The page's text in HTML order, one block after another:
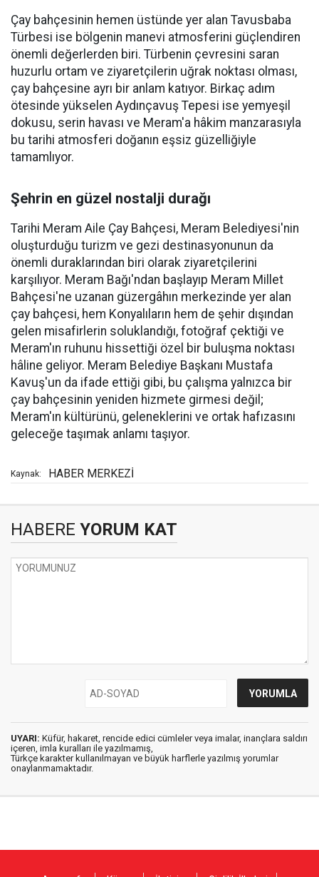
Çay bahçesinin hemen üstünde yer alan Tavusbaba
Türbesi ise bölgenin manevi atmosferini güçlendiren
önemli değerlerden biri. Türbenin çevresini saran
huzurlu ortam ve ziyaretçilerin uğrak noktası olması,
çay bahçesine ayrı bir anlam katıyor. Birkaç adım
ötesinde yükselen Aydınçavuş Tepesi ise yemyeşil
dokusu, serin havası ve Meram'a hâkim manzarasıyla
bu tarihi atmosferi doğanın eşsiz güzelliğiyle
tamamlıyor.
Şehrin en güzel nostalji durağı
Tarihi Meram Aile Çay Bahçesi, Meram Belediyesi'nin
oluşturduğu turizm ve gezi destinasyonunun da
önemli duraklarından biri olarak ziyaretçilerini
karşılıyor. Meram Bağı'ndan başlayıp Meram Millet
Bahçesi'ne uzanan güzergâhın merkezinde yer alan
çay bahçesi, hem Konyalıların hem de şehir dışından
gelen misafirlerin soluklandığı, fotoğraf çektiği ve
Meram'ın ruhunu hissettiği özel bir buluşma noktası
hâline geliyor. Meram Belediye Başkanı Mustafa
Kavuş'un da ifade ettiği gibi, bu çalışma yalnızca bir
çay bahçesinin yeniden hizmete girmesi değil;
Meram'ın kültürünü, geleneklerini ve ortak hafızasını
geleceğe taşımak anlamı taşıyor.
Kaynak: HABER MERKEZİ
HABERE YORUM KAT
UYARI: Küfür, hakaret, rencide edici cümleler veya imalar, inançlara saldırı
içeren, imla kuralları ile yazılmamış,
Türkçe karakter kullanılmayan ve büyük harflerle yazılmış yorumlar
onaylanmamaktadır.